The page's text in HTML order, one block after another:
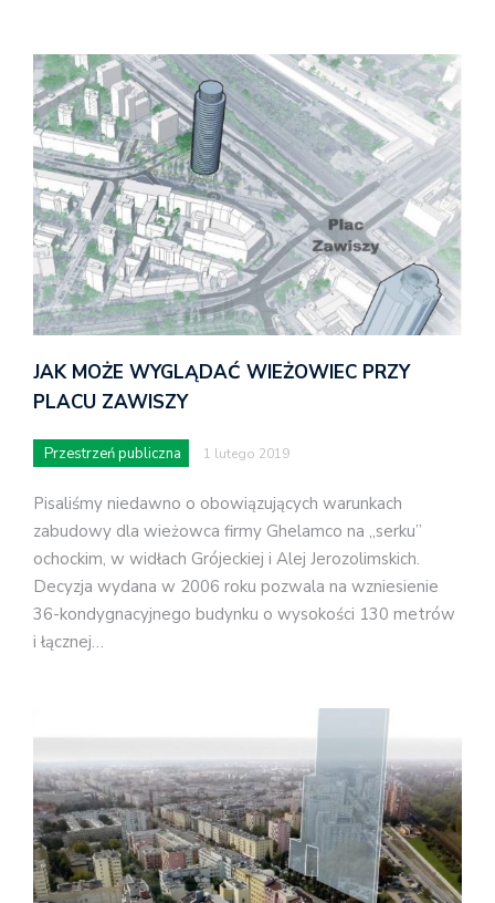
JAK MOŻE WYGLĄDAĆ WIEŻOWIEC PRZY
PLACU ZAWISZY
Przestrzeń publiczna 1 lutego 2019
Pisaliśmy niedawno o obowiązujących warunkach
zabudowy dla wieżowca firmy Ghelamco na „serku”
ochockim, w widłach Grójeckiej i Alej Jerozolimskich.
Decyzja wydana w 2006 roku pozwala na wzniesienie
36-kondygnacyjnego budynku o wysokości 130 metrów
i łącznej…